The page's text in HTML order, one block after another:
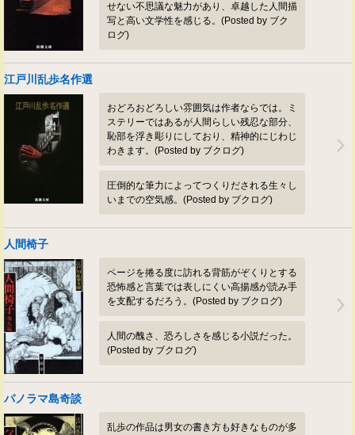
せない不思議な魅力があり、卓越した人間描
写と高い文学性を感じる。(Posted by ブク
ログ)
江戸川乱歩名作選
おどろおどろしい雰囲気は作者ならでは。ミ
ステリーではあるが人間らしい残忍な部分、
恥部を浮き彫りにしており、精神的にじわじ
わきます。(Posted by ブクログ)
圧倒的な筆力によってつくりだされる生々し
いまでの空気感。(Posted by ブクログ)
人間椅子
ページを捲る度に訪れる背筋がぞくりとする
恐怖感と言葉では表しにくい高揚感が読み手
を支配するだろう。(Posted by ブクログ)
人間の醜さ、恐ろしさを感じる小説だった。
(Posted by ブクログ)
パノラマ島奇談
乱歩の作品は男女の書き方も好きなものが多